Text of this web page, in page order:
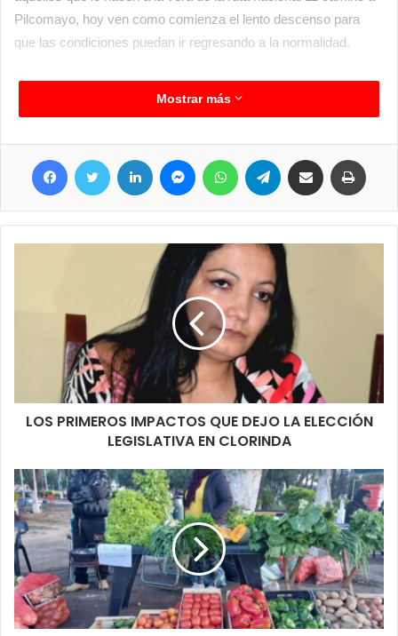
Pilcomayo, hoy ven como comienza el lento descenso para
que las condiciones puedan ir regresando a la normalidad.
Mostrar más
LOS PRIMEROS IMPACTOS QUE DEJO LA ELECCIÓN
LEGISLATIVA EN CLORINDA